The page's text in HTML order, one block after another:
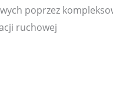
poprzez
ruchowej